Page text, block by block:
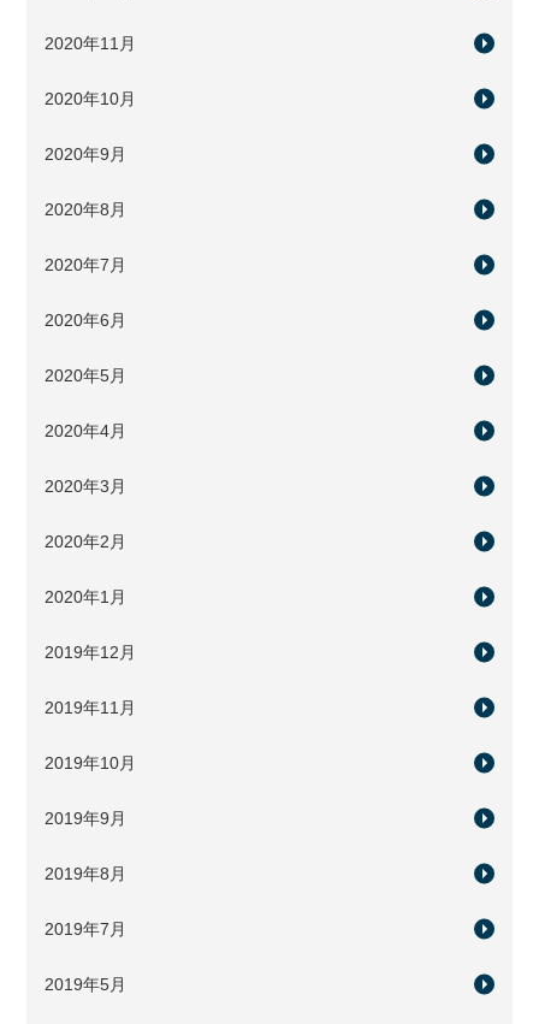
2020年11月
2020年10月
2020年9月
2020年8月
2020年7月
2020年6月
2020年5月
2020年4月
2020年3月
2020年2月
2020年1月
2019年12月
2019年11月
2019年10月
2019年9月
2019年8月
2019年7月
2019年5月